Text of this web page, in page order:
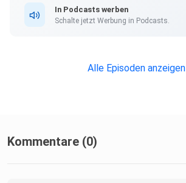
In Podcasts werben
Schalte jetzt Werbung in Podcasts.
Alle Episoden anzeigen
Kommentare (0)